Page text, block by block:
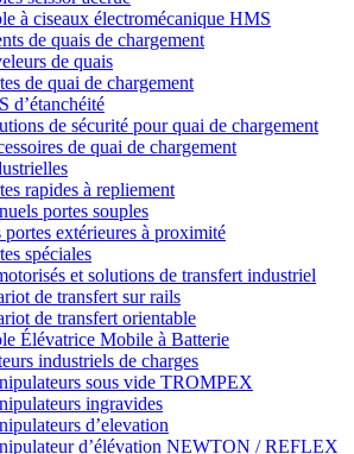
à ciseaux électromécanique HMS
de quais de chargement
de quais
de quai de chargement
d’étanchéité
de sécurité pour quai de chargement
de quai de chargement
rapides à repliement
portes souples
portes extérieures à proximité
spéciales
et solutions de transfert industriel
de transfert sur rails
de transfert orientable
Élévatrice Mobile à Batterie
industriels de charges
sous vide TROMPEX
ingravides
d’elevation
d’élévation NEWTON / REFLEX